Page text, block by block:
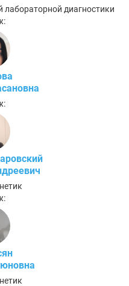
лабораторной диагностики